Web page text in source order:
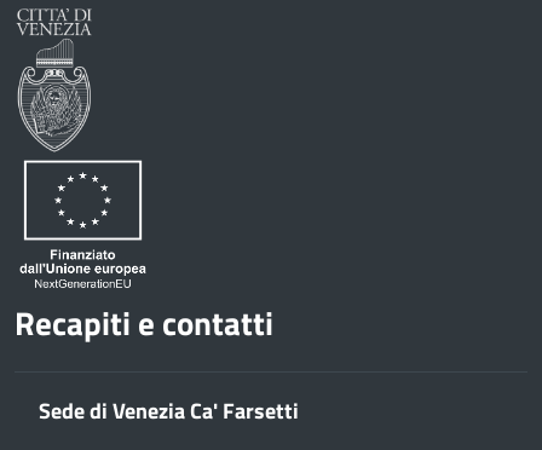
Recapiti e contatti
Sede di Venezia Ca' Farsetti